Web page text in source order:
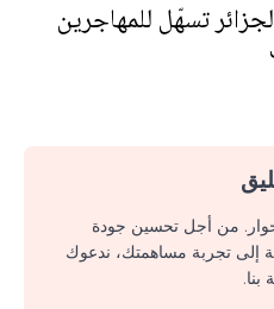
تسهّل للمهاجرين
من أجل تحسين جودة
إلى تجربة مساهمتك، ندعوك